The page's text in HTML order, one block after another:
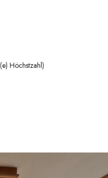
Höchstzahl)